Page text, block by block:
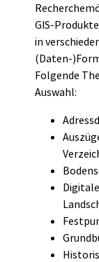
GIS-
in
(Daten-
Folgende
Auswahl: